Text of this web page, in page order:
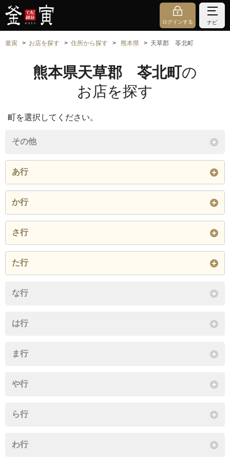
ログインする ナビ
釜寅 お店を探す 住所から探す 熊本県 天草郡 苓北町
熊本県天草郡 苓北町の
お店を探す
町を選択してください。
その他
あ行
閉じる
か行
閉じる
さ行
た行
な行
は行
ま行
や行
ら行
わ行